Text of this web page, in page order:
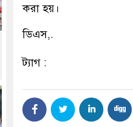
করা হয়।
ডিএস,.
ট্যাগ :